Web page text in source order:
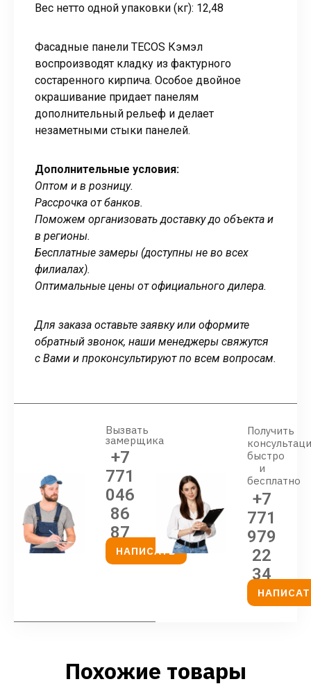
Вес нетто одной упаковки (кг): 12,48
Фасадные панели TECOS Кэмэл
воспроизводят кладку из фактурного
состаренного кирпича. Особое двойное
окрашивание придает панелям
дополнительный рельеф и делает
незаметными стыки панелей.
Дополнительные условия:
Оптом и в розницу.
Рассрочка от банков.
Поможем организовать доставку до объекта и
в регионы.
Бесплатные замеры (доступны не во всех
филиалах).
Оптимальные цены от официального дилера.
Для заказа оставьте заявку или оформите
обратный звонок, наши менеджеры свяжутся
с Вами и проконсультируют по всем вопросам.
Вызвать
замерщика
+7
771
046
86
87
НАПИСАТЬ
Получить
быстро
и
бесплатно
+7
771
979
22
34
Похожие товары